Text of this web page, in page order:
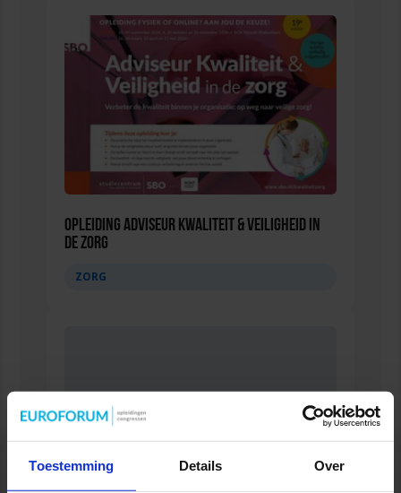
Toestemming Details Over
Opleiding Adviseur Kwaliteit & Veiligheid in
de zorg
ZORG